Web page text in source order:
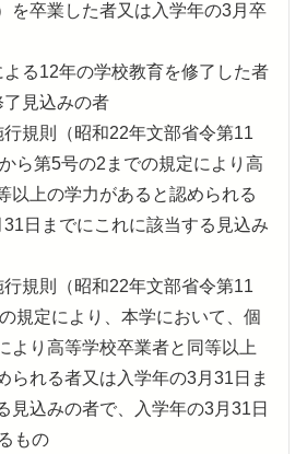
を卒業した者又は入学年の3月卒
よる12年の学校教育を修了した者
了見込みの者
行規則（昭和22年文部省令第11
ら第5号の2までの規定により高
以上の学力があると認められる
日までにこれに該当する見込み
行規則（昭和22年文部省令第11
規定により、本学において、個
より高等学校卒業者と同等以上
られる者又は入学年の3月31日ま
見込みの者で、入学年の3月31日
もの